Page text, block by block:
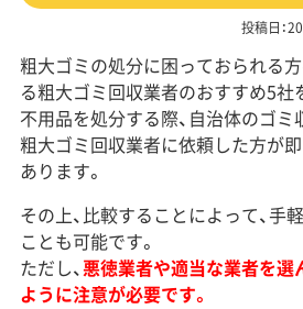
投稿日：
粗大ゴミの処分に困っておられる
る粗大ゴミ回収業者のおすすめ5社
不用品を処分する際、自治体のゴミ
粗大ゴミ回収業者に依頼した方が
あります。
その上、比較することによって、手
ことも可能です。
ただし、悪徳業者や適当な業者を選
ように注意が必要です。